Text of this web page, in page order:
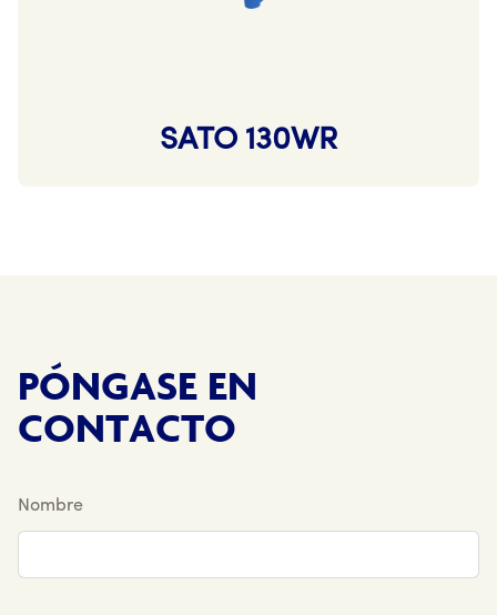
SATO 130WR
PÓNGASE EN
CONTACTO
Nombre